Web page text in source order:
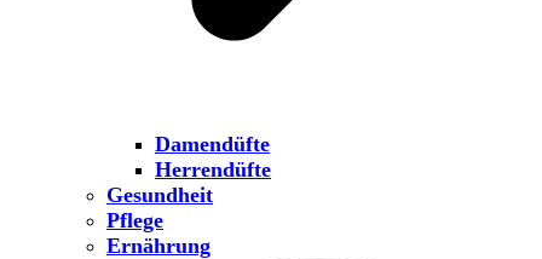
Damendüfte
Herrendüfte
Gesundheit
Pflege
Ernährung